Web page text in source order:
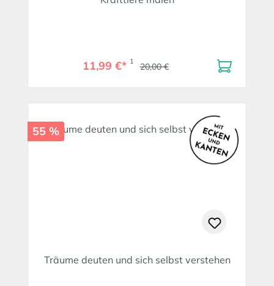
11,99 €* 1 20,00 €
55 %
Träume deuten und sich selbst verstehen